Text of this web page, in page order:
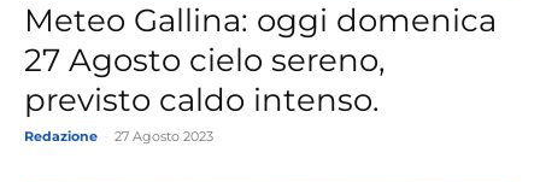
Meteo Gallina: oggi domenica
27 Agosto cielo sereno,
previsto caldo intenso.
Redazione 27 Agosto 2023